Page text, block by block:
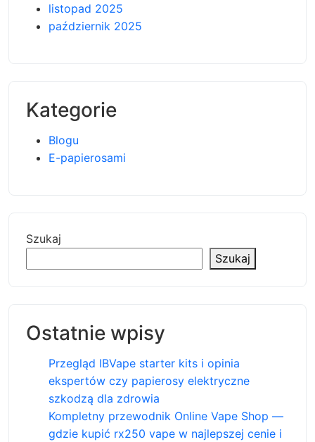
listopad 2025
październik 2025
Kategorie
Blogu
E-papierosami
Szukaj
Szukaj
Ostatnie wpisy
Przegląd IBVape starter kits i opinia
ekspertów czy papierosy elektryczne
szkodzą dla zdrowia
Kompletny przewodnik Online Vape Shop —
gdzie kupić rx250 vape w najlepszej cenie i